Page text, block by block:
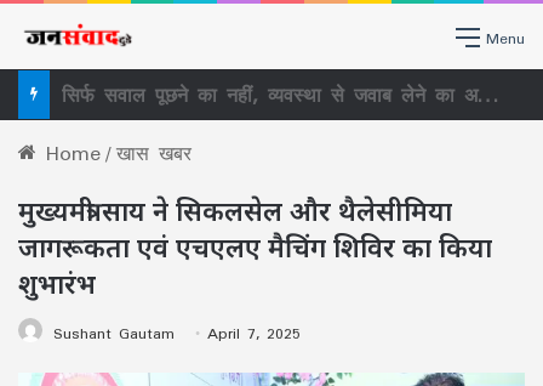
Menu
सिर्फ सवाल पूछने का नहीं, व्यवस्था से जवाब लेने का अधिकार है RTI, राजधानी में लोगों ने सीखा RTI का असली इस्तेमाल
Home/खास खबर
मुख्यमंत्री साय ने सिकलसेल और थैलेसीमिया
जागरूकता एवं एचएलए मैचिंग शिविर का किया
शुभारंभ
Sushant Gautam April 7, 2025